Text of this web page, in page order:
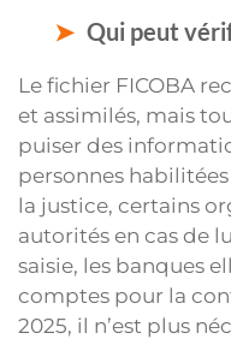
Qui peut
Le fichier FICOBA
et assimilés, mais
puiser des
personnes
la justice, certains
autorités en cas de
saisie, les banques
comptes pour la
2025, il n’est plus